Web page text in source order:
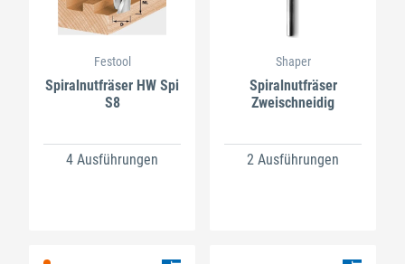
Festool
Spiralnutfräser HW Spi
S8
4 Ausführungen
Shaper
Spiralnutfräser
Zweischneidig
2 Ausführungen